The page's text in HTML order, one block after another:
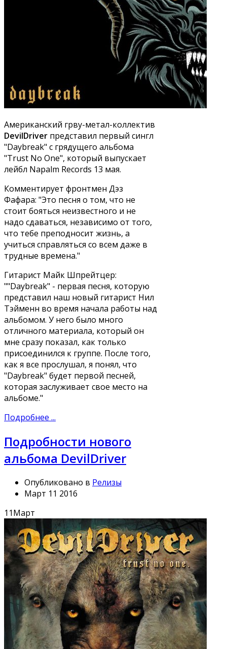
Американский грву-метал-коллектив
DevilDriver представил первый сингл
"Daybreak" с грядущего альбома
"Trust No One", который выпускает
лейбл Napalm Records 13 мая.
Комментирует фронтмен Дэз
Фафара: "Это песня о том, что не
стоит бояться неизвестного и не
надо сдаваться, независимо от того,
что тебе преподносит жизнь, а
учиться справляться со всем даже в
трудные времена."
Гитарист Майк Шпрейтцер:
""Daybreak" - первая песня, которую
представил наш новый гитарист Нил
Тэйменн во время начала работы над
альбомом. У него было много
отличного материала, который он
мне сразу показал, как только
присоединился к группе. После того,
как я все прослушал, я понял, что
"Daybreak" будет первой песней,
которая заслуживает свое место на
альбоме."
Подробнее ...
Подробности нового
альбома DevilDriver
Опубликовано в Релизы
Март 11 2016
11Март